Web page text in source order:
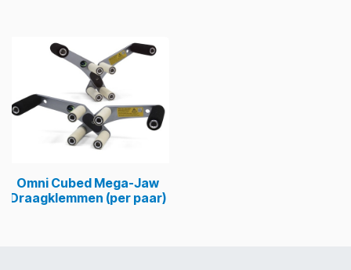
Omni Cubed Mega-Jaw
Draagklemmen (per paar)